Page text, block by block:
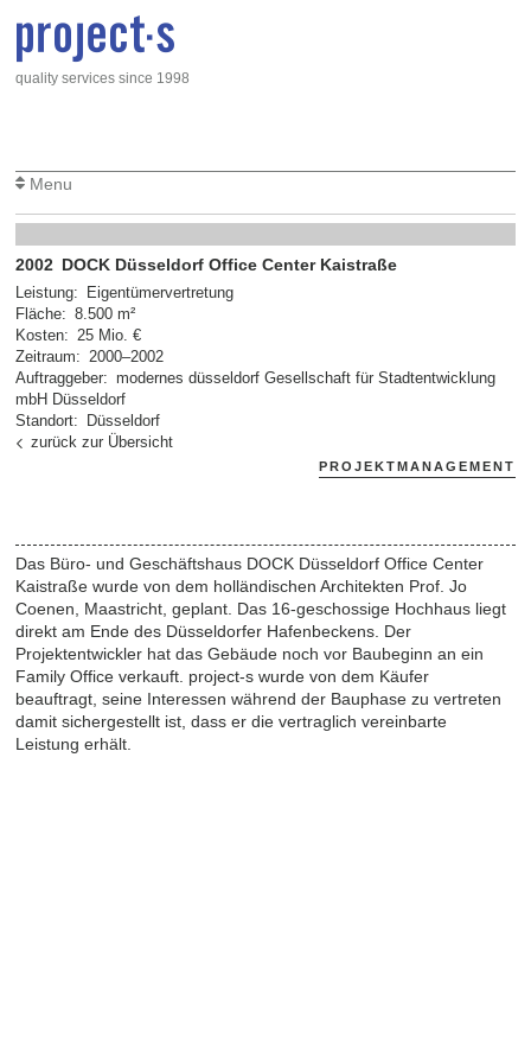
quality services since 1998
Menu
2002 DOCK Düsseldorf Office Center Kaistraße
Leistung
Eigentümervertretung
Fläche
8.500 m²
Kosten
25 Mio. €
Zeitraum
2000–2002
Auftraggeber
modernes düsseldorf Gesellschaft für Stadtentwicklung
mbH Düsseldorf
Standort
Düsseldorf
zurück zur Übersicht
PROJEKTMANAGEMENT
Das Büro- und Geschäftshaus DOCK Düsseldorf Office Center
Kaistraße wurde von dem holländischen Architekten Prof. Jo
Coenen, Maastricht, geplant. Das 16-geschossige Hochhaus liegt
direkt am Ende des Düsseldorfer Hafenbeckens. Der
Projektentwickler hat das Gebäude noch vor Baubeginn an ein
Family Office verkauft. project-s wurde von dem Käufer
beauftragt, seine Interessen während der Bauphase zu vertreten
damit sichergestellt ist, dass er die vertraglich vereinbarte
Leistung erhält.